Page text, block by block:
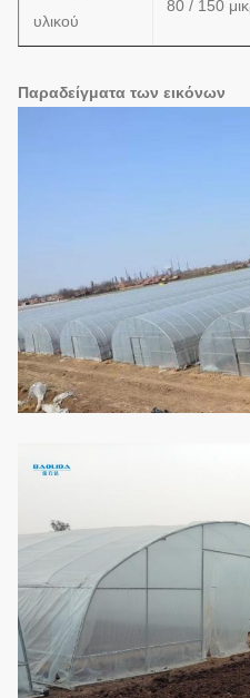
υλικού
80 / 150
Παραδείγματα των εικόνων